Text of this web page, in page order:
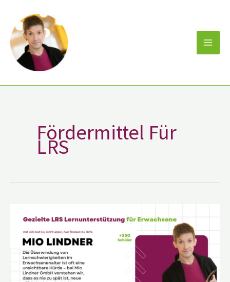
Inhalt
springen
Fördermittel Für
LRS
LRS
Lernunterstützung
für
Erwachsene